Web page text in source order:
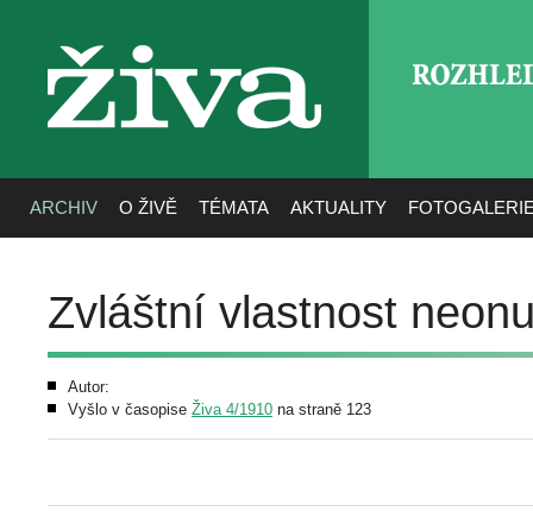
živa
ARCHIV O ŽIVĚ TÉMATA AKTUALITY
Zvláštní vlastnost
Autor:
Vyšlo v časopise Živa 4/1910 na straně 123